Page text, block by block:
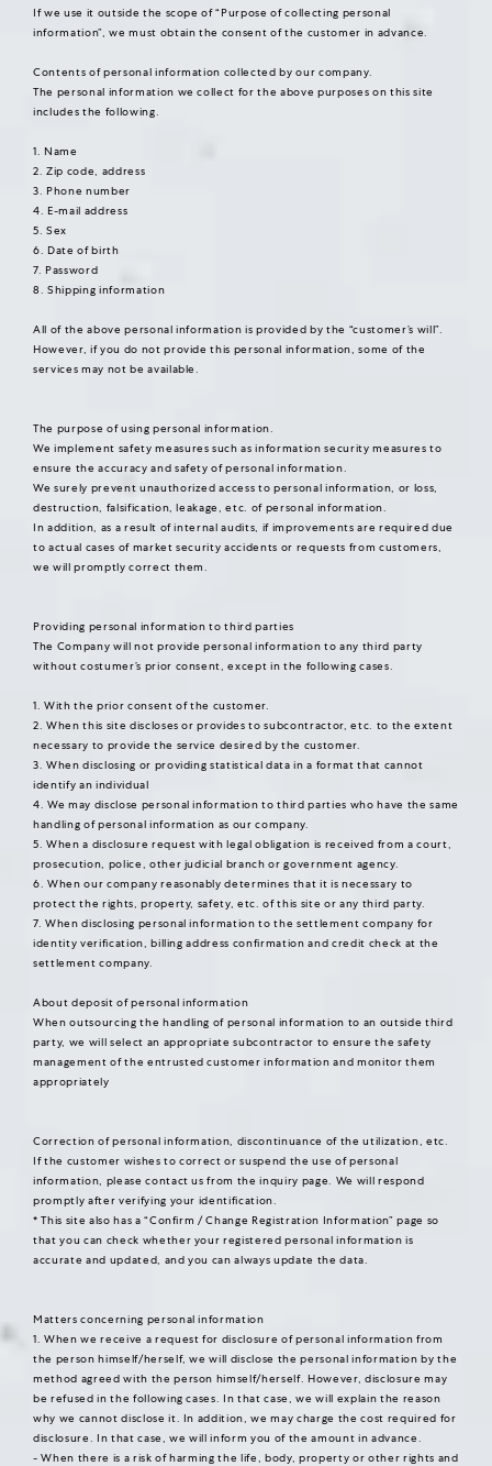
If we use it outside the scope of “Purpose of collecting personal
information”, we must obtain the consent of the customer in advance.
Contents of personal information collected by our company.
The personal information we collect for the above purposes on this site
includes the following.
1. Name
2. Zip code, address
3. Phone number
4. E-mail address
5. Sex
6. Date of birth
7. Password
8. Shipping information
All of the above personal information is provided by the “customer’s will”.
However, if you do not provide this personal information, some of the
services may not be available.
The purpose of using personal information.
We implement safety measures such as information security measures to
ensure the accuracy and safety of personal information.
We surely prevent unauthorized access to personal information, or loss,
destruction, falsification, leakage, etc. of personal information.
In addition, as a result of internal audits, if improvements are required due
to actual cases of market security accidents or requests from customers,
we will promptly correct them.
Providing personal information to third parties
The Company will not provide personal information to any third party
without costumer’s prior consent, except in the following cases.
1. With the prior consent of the customer.
2. When this site discloses or provides to subcontractor, etc. to the extent
necessary to provide the service desired by the customer.
3. When disclosing or providing statistical data in a format that cannot
identify an individual
4. We may disclose personal information to third parties who have the same
handling of personal information as our company.
5. When a disclosure request with legal obligation is received from a court,
prosecution, police, other judicial branch or government agency.
6. When our company reasonably determines that it is necessary to
protect the rights, property, safety, etc. of this site or any third party.
7. When disclosing personal information to the settlement company for
identity verification, billing address confirmation and credit check at the
settlement company.
About deposit of personal information
When outsourcing the handling of personal information to an outside third
party, we will select an appropriate subcontractor to ensure the safety
management of the entrusted customer information and monitor them
appropriately
Correction of personal information, discontinuance of the utilization, etc.
If the customer wishes to correct or suspend the use of personal
information, please contact us from the inquiry page. We will respond
promptly after verifying your identification.
* This site also has a “Confirm / Change Registration Information” page so
that you can check whether your registered personal information is
accurate and updated, and you can always update the data.
Matters concerning personal information
1. When we receive a request for disclosure of personal information from
the person himself/herself, we will disclose the personal information by the
method agreed with the person himself/herself. However, disclosure may
be refused in the following cases. In that case, we will explain the reason
why we cannot disclose it. In addition, we may charge the cost required for
disclosure. In that case, we will inform you of the amount in advance.
- When there is a risk of harming the life, body, property or other rights and